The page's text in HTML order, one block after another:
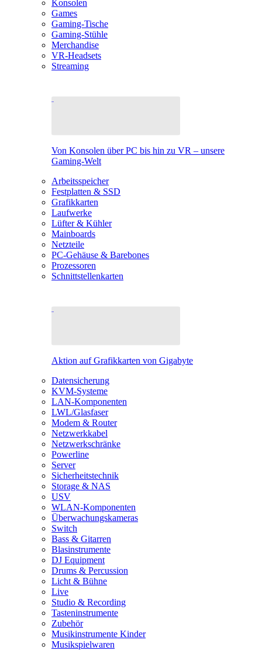
Konsolen
Games
Gaming-Tische
Gaming-Stühle
Merchandise
VR-Headsets
Streaming
Von Konsolen über PC bis hin zu VR – unsere
Gaming-Welt
Arbeitsspeicher
Festplatten & SSD
Grafikkarten
Laufwerke
Lüfter & Kühler
Mainboards
Netzteile
PC-Gehäuse & Barebones
Prozessoren
Schnittstellenkarten
Aktion auf Grafikkarten von Gigabyte
Datensicherung
KVM-Systeme
LAN-Komponenten
LWL/Glasfaser
Modem & Router
Netzwerkkabel
Netzwerkschränke
Powerline
Server
Sicherheitstechnik
Storage & NAS
USV
WLAN-Komponenten
Überwachungskameras
Switch
Bass & Gitarren
Blasinstrumente
DJ Equipment
Drums & Percussion
Licht & Bühne
Live
Studio & Recording
Tasteninstrumente
Zubehör
Musikinstrumente Kinder
Musikspielwaren